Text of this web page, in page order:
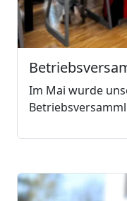
Im Mai wurde